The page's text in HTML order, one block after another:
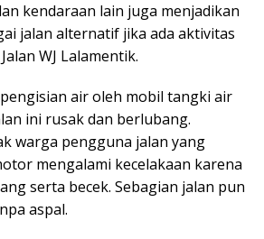
kendaraan lain juga menjadikan
jalan alternatif jika ada aktivitas
WJ Lalamentik.
air oleh mobil tangki air
ini rusak dan berlubang.
warga pengguna jalan yang
mengalami kecelakaan karena
serta becek. Sebagian jalan pun
aspal.